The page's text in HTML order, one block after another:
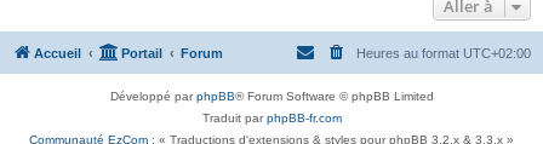
Aller à
Accueil Portail Forum Heures au format UTC+02:00
Développé parphpBB® Forum Software © phpBB Limited
Traduit parphpBB-fr.com
Communauté EzCom : « Traductions d'extensions & styles pour phpBB 3.2.x & 3.3.x »